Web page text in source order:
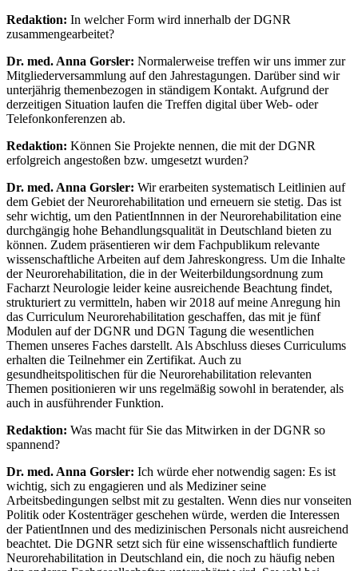
Redaktion: In welcher Form wird innerhalb der DGNR
zusammengearbeitet?
Dr. med. Anna Gorsler: Normalerweise treffen wir uns immer zur
Mitgliederversammlung auf den Jahrestagungen. Darüber sind wir
unterjährig themenbezogen in ständigem Kontakt. Aufgrund der
derzeitigen Situation laufen die Treffen digital über Web- oder
Telefonkonferenzen ab.
Redaktion: Können Sie Projekte nennen, die mit der DGNR
erfolgreich angestoßen bzw. umgesetzt wurden?
Dr. med. Anna Gorsler: Wir erarbeiten systematisch Leitlinien auf
dem Gebiet der Neurorehabilitation und erneuern sie stetig. Das ist
sehr wichtig, um den PatientInnnen in der Neurorehabilitation eine
durchgängig hohe Behandlungsqualität in Deutschland bieten zu
können. Zudem präsentieren wir dem Fachpublikum relevante
wissenschaftliche Arbeiten auf dem Jahreskongress. Um die Inhalte
der Neurorehabilitation, die in der Weiterbildungsordnung zum
Facharzt Neurologie leider keine ausreichende Beachtung findet,
strukturiert zu vermitteln, haben wir 2018 auf meine Anregung hin
das Curriculum Neurorehabilitation geschaffen, das mit je fünf
Modulen auf der DGNR und DGN Tagung die wesentlichen
Themen unseres Faches darstellt. Als Abschluss dieses Curriculums
erhalten die Teilnehmer ein Zertifikat. Auch zu
gesundheitspolitischen für die Neurorehabilitation relevanten
Themen positionieren wir uns regelmäßig sowohl in beratender, als
auch in ausführender Funktion.
Redaktion: Was macht für Sie das Mitwirken in der DGNR so
spannend?
Dr. med. Anna Gorsler: Ich würde eher notwendig sagen: Es ist
wichtig, sich zu engagieren und als Mediziner seine
Arbeitsbedingungen selbst mit zu gestalten. Wenn dies nur vonseiten
Politik oder Kostenträger geschehen würde, werden die Interessen
der PatientInnen und des medizinischen Personals nicht ausreichend
beachtet. Die DGNR setzt sich für eine wissenschaftlich fundierte
Neurorehabilitation in Deutschland ein, die noch zu häufig neben